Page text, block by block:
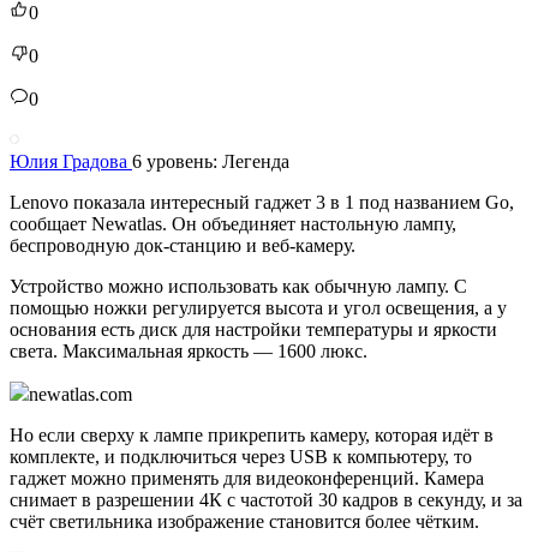
0
0
0
Юлия Градова 6 уровень: Легенда
Lenovo показала интересный гаджет 3 в 1 под названием Go,
сообщает Newatlas. Он объединяет настольную лампу,
беспроводную док-станцию и веб-камеру.
Устройство можно использовать как обычную лампу. С
помощью ножки регулируется высота и угол освещения, а у
основания есть диск для настройки температуры и яркости
света. Максимальная яркость — 1600 люкс.
newatlas.com
Но если сверху к лампе прикрепить камеру, которая идёт в
комплекте, и подключиться через USB к компьютеру, то
гаджет можно применять для видеоконференций. Камера
снимает в разрешении 4К с частотой 30 кадров в секунду, и за
счёт светильника изображение становится более чётким.